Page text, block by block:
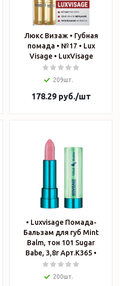
Люкс Визаж • Губная
помада • №17 • Lux
Visage • LuxVisage
209шт.
178.29руб./шт
• Luxvisage Помада-
Бальзам для губ Mint
Balm, тон 101 Sugar
Babe, 3,8г Арт.К365 •
200шт.